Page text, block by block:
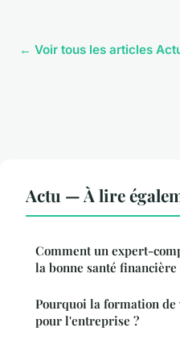
← Voir tous les articles
Actu — À lire
Comment un expert-
la bonne santé
Pourquoi la formation
pour l'entreprise ?